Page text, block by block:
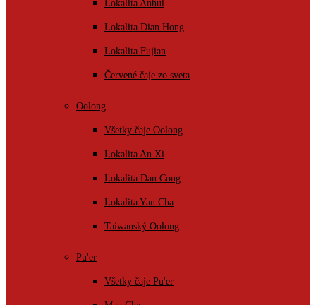
Lokalita Anhui
Lokalita Dian Hong
Lokalita Fujian
Červené čaje zo sveta
Oolong
Všetky čaje Oolong
Lokalita An Xi
Lokalita Dan Cong
Lokalita Yan Cha
Taiwanský Oolong
Pu'er
Všetky čaje Pu'er